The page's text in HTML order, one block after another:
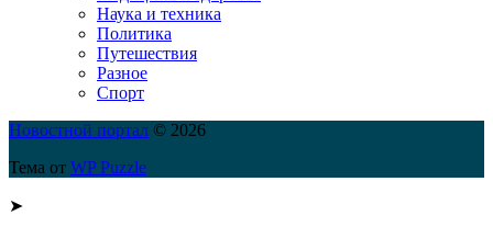
Наука и техника
Политика
Путешествия
Разное
Спорт
Новостной портал © 2026
Тема от WP Puzzle
➤